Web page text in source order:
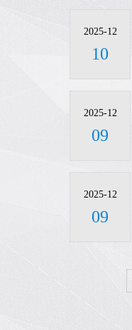
2025-12
10
2025-12
09
2025-12
09